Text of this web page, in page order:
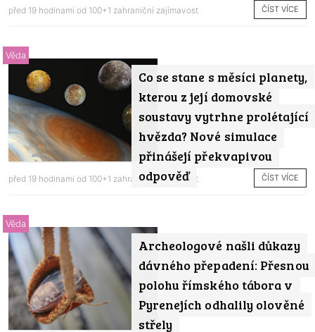
před 19 hodinami od 100+1 zahraniční zajímavost ČÍST VÍCE
Co se stane s měsíci planety,
kterou z její domovské
soustavy vytrhne prolétající
hvězda? Nové simulace
přinášejí překvapivou
odpověď
Věda
před 19 hodinami od 100+1 zahraniční zajímavost ČÍST VÍCE
Archeologové našli důkazy
dávného přepadení: Přesnou
polohu římského tábora v
Pyrenejích odhalily olověné
střely
Věda